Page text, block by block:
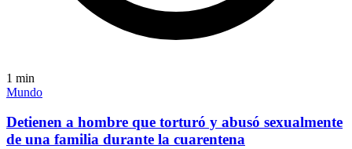
1 min
Mundo
Detienen a hombre que torturó y abusó sexualmente
de una familia durante la cuarentena